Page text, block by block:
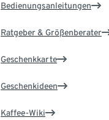
Bedienungsanleitungen
Ratgeber & Größenberater
Geschenkkarte
Geschenkideen
Kaffee-Wiki